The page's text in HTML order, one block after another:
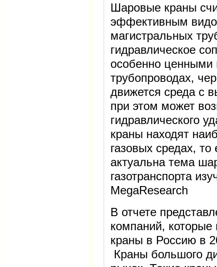
Шаровые краны
эффективным
магистральных
гидравлическое
особенно ценными
трубопроводах,
движется среда с
при этом может
гидравлического
краны находят
газовых средах,
актуальна тема
газотранспорта
MegaRеsearch
В отчете
компаний,
краны в Россию в
Краны большого